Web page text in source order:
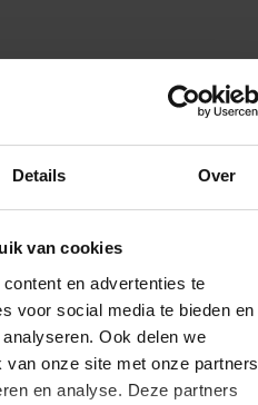
Details Over
van cookies
en advertenties te
voor social media te bieden en
Ook delen we
van onze site met onze partners
en analyse. Deze partners